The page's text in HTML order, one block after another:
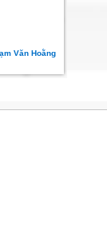
Văn Hoằng